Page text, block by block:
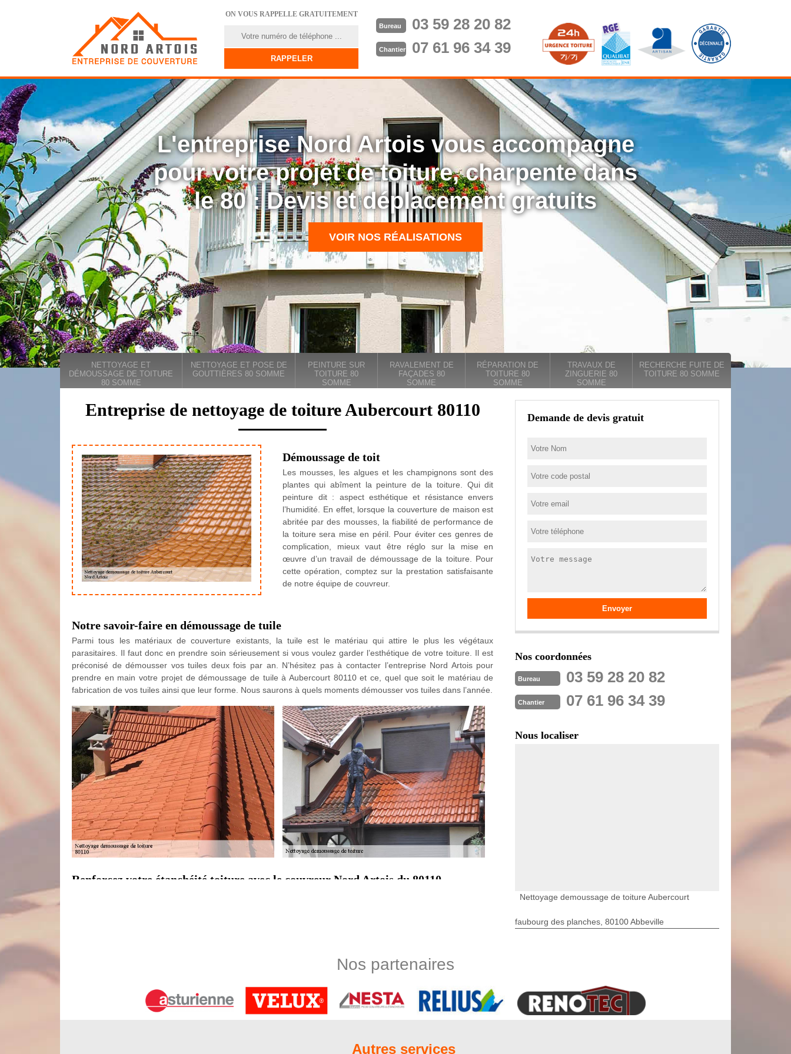
ON VOUS RAPPELLE GRATUITEMENT
Bureau 03 59 28 20 82
Chantier 07 61 96 34 39
L'entreprise Nord Artois vous accompagne
pour votre projet de toiture, charpente dans
le 80 : Devis et déplacement gratuits
VOIR NOS RÉALISATIONS
NETTOYAGE ET
DÉMOUSSAGE DE TOITURE
80 SOMME
NETTOYAGE ET POSE DE
GOUTTIÈRES 80 SOMME
PEINTURE SUR
TOITURE 80
SOMME
RAVALEMENT DE
FAÇADES 80
SOMME
RÉPARATION DE
TOITURE 80
SOMME
TRAVAUX DE
ZINGUERIE 80
SOMME
RECHERCHE FUITE DE
TOITURE 80 SOMME
Entreprise de nettoyage de toiture Aubercourt 80110
Démoussage de toit
Les mousses, les algues et les champignons sont des
plantes qui abîment la peinture de la toiture. Qui dit
peinture dit : aspect esthétique et résistance envers
l’humidité. En effet, lorsque la couverture de maison est
abritée par des mousses, la fiabilité de performance de
la toiture sera mise en péril. Pour éviter ces genres de
complication, mieux vaut être réglo sur la mise en
œuvre d’un travail de démoussage de la toiture. Pour
cette opération, comptez sur la prestation satisfaisante
de notre équipe de couvreur.
Notre savoir-faire en démoussage de tuile
Parmi tous les matériaux de couverture existants, la tuile est le matériau qui attire le plus les végétaux
parasitaires. Il faut donc en prendre soin sérieusement si vous voulez garder l’esthétique de votre toiture. Il est
préconisé de démousser vos tuiles deux fois par an. N’hésitez pas à contacter l’entreprise Nord Artois pour
prendre en main votre projet de démoussage de tuile à Aubercourt 80110 et ce, quel que soit le matériau de
fabrication de vos tuiles ainsi que leur forme. Nous saurons à quels moments démousser vos tuiles dans l’année.
Renforcez votre étanchéité toiture avec le couvreur Nord Artois du 80110
En une année, les mousses, les algues, les lichens et tout autre détritus peuvent envahir votre toiture. Il faudrait
s’en débarrasser si vous voulez garder votre toiture performante pour longtemps. De plus, un amas de mousse
des produits de traitement anti-mousse en adéquation avec votre matériau de couverture. Confiez-nous en toute
Demande de devis gratuit
Nos coordonnées
Bureau 03 59 28 20 82
Chantier 07 61 96 34 39
Nous localiser
Nettoyage demoussage de toiture Aubercourt
faubourg des planches, 80100 Abbeville
Nos partenaires
Autres services